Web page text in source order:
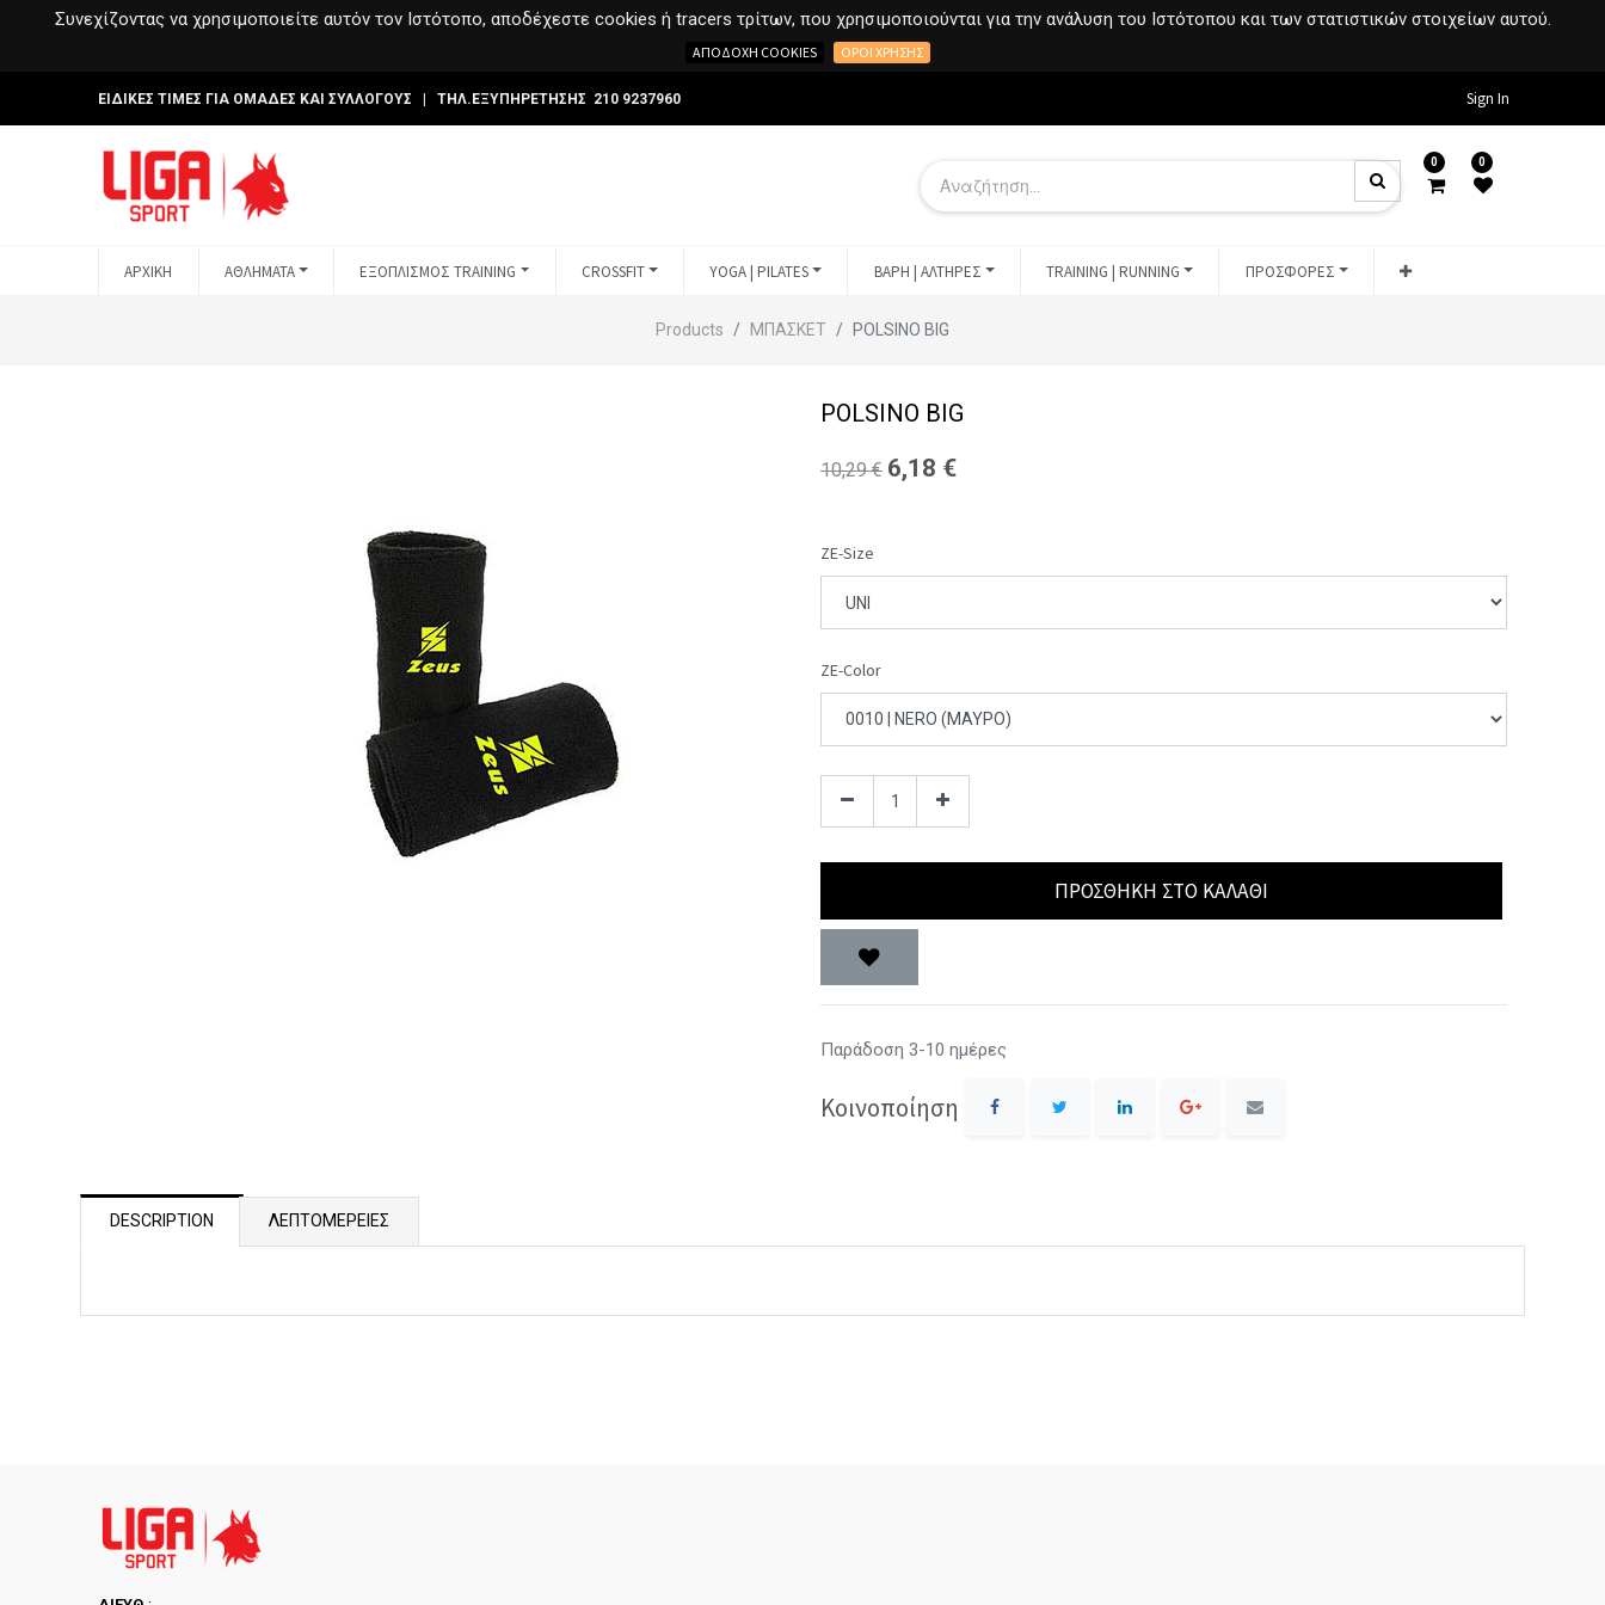
Συνεχίζοντας να χρησιμοποιείτε αυτόν τον Ιστότοπο, αποδέχεστε cookies ή tracers τρίτων, που χρησιμοποιούνται για την ανάλυση του Ιστότοπου και των στατιστικών στοιχείων αυτού.
ΑΠΟΔΟΧΉ COOKIES ΌΡΟΙ ΧΡΉΣΗΣ
ΕΙΔΙΚΕΣ ΤΙΜΕΣ ΓΙΑ ΟΜΑΔΕΣ ΚΑΙ ΣΥΛΛΟΓΟΥΣ | ΤΗΛ.ΕΞΥΠΗΡΕΤΗΣΗΣ 210 9237960 Sign In
0 0
ΑΡΧΙΚΗ ΑΘΛΗΜΑΤΑ ΕΞΟΠΛΙΣΜΟΣ TRAINING CROSSFIT YOGA | PILATES ΒΑΡΗ | ΑΛΤΗΡΕΣ TRAINING | RUNNING ΠΡΟΣΦΟΡΕΣ
Products ΜΠΑΣΚΕΤ POLSINO BIG
POLSINO BIG
10,29€ 6,18 €
ZE-Size
ZE-Color
ΠΡΟΣΘΉΚΗ ΣΤΟ ΚΑΛΆΘΙ
Παράδοση 3-10 ημέρες
Κοινοποίηση
DESCRIPTION ΛΕΠΤΟΜΕΡΕΙΕΣ